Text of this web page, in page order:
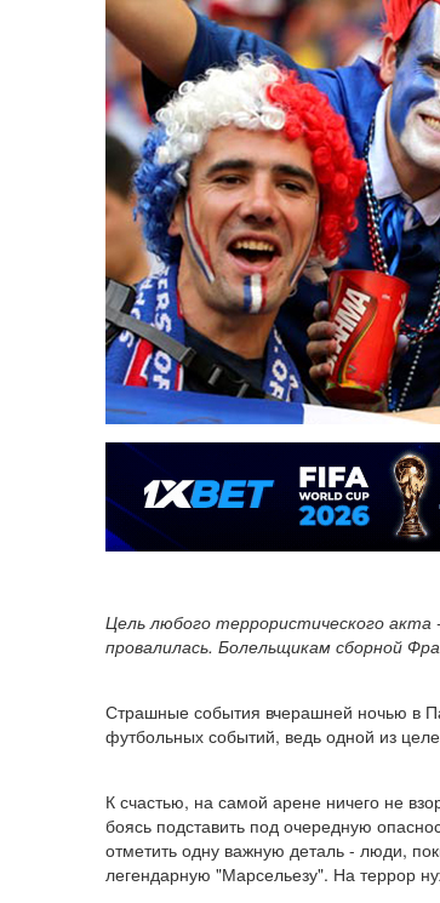
Цель любого террористического
провалилась. Болельщикам сборной
Страшные события вчерашней ночью в
футбольных событий, ведь одной из
К счастью, на самой арене ничего не
боясь подставить под очередную
отметить одну важную деталь - люди,
легендарную "Марсельезу". На террор